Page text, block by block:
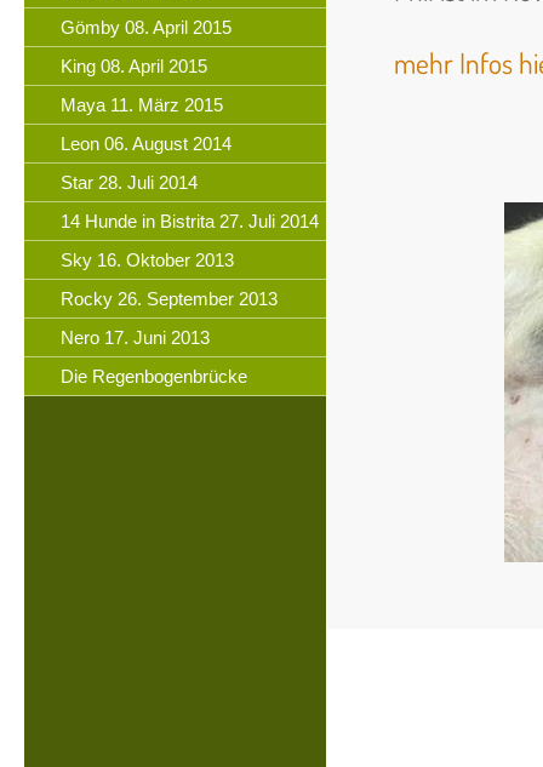
Gömby 08. April 2015
King 08. April 2015
Maya 11. März 2015
Leon 06. August 2014
Star 28. Juli 2014
14 Hunde in Bistrita 27. Juli 2014
Sky 16. Oktober 2013
Rocky 26. September 2013
Nero 17. Juni 2013
Die Regenbogenbrücke
mehr Infos